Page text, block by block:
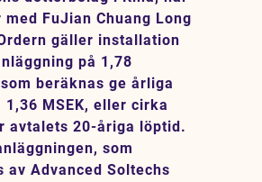
FuJian Chuang Long
gäller installation
på 1,78
beräknas ge årliga
MSEK, eller cirka
avtalets 20-åriga löptid.
som
av Advanced Soltechs